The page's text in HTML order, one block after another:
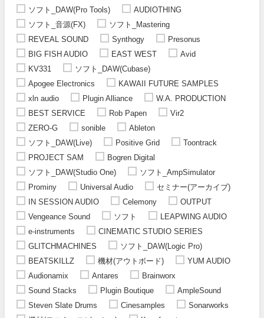
ソフト_DAW(Pro Tools)
AUDIOTHING
ソフト_音源(FX)
ソフト_Mastering
REVEAL SOUND
Synthogy
Presonus
BIG FISH AUDIO
EAST WEST
Avid
KV331
ソフト_DAW(Cubase)
Apogee Electronics
KAWAII FUTURE SAMPLES
xln audio
Plugin Alliance
W.A. PRODUCTION
BEST SERVICE
Rob Papen
Vir2
ZERO-G
sonible
Ableton
ソフト_DAW(Live)
Positive Grid
Toontrack
PROJECT SAM
Bogren Digital
ソフト_DAW(Studio One)
ソフト_AmpSimulator
Prominy
Universal Audio
セミナー(アーカイブ)
IN SESSION AUDIO
Celemony
OUTPUT
Vengeance Sound
ソフト
LEAPWING AUDIO
e-instruments
CINEMATIC STUDIO SERIES
GLITCHMACHINES
ソフト_DAW(Logic Pro)
BEATSKILLZ
機材(アウトボード)
YUM AUDIO
Audionamix
Antares
Brainworx
Sound Stacks
Plugin Boutique
AmpleSound
Steven Slate Drums
Cinesamples
Sonarworks